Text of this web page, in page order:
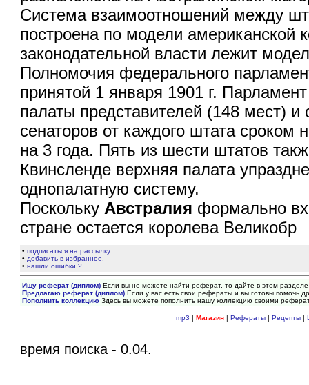
Система взаимоотношений между
построена по модели американской
законодательной власти лежит
Полномочия федерального
принятой 1 января 1901 г.
палаты представителей (148 мест) и
сенаторов от каждого штата сроком
на 3 года. Пять из шести штатов
Квинсленде верхняя палата
однопалатную систему.
Поскольку Австралия формально
стране остается королева Великобр
•подписаться на рассылку.
• добавить в избранное.
•нашли ошибки ?
Ищу реферат (диплом) Если вы не можете найти реферат, то дайте в этом
Предлагаю реферат (диплом) Если у вас есть свои рефераты и вы готовы помочь
Пополнить коллекцию Здесь вы можете пополнить нашу коллекцию своими
mp3 | Магазин| Рефераты| Рецепты|
время поиска - 0.04.